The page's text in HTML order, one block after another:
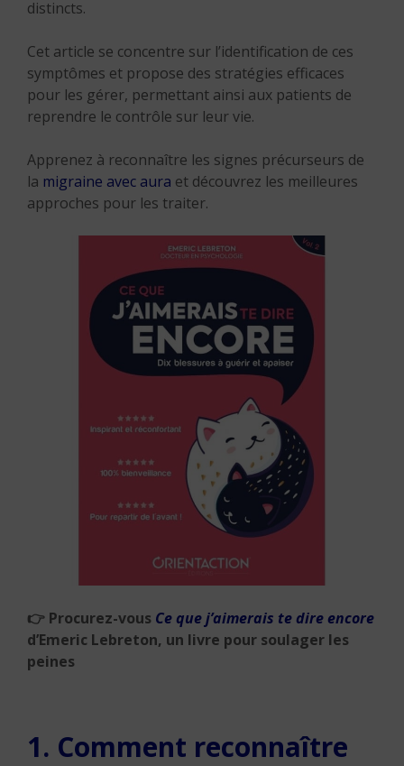
distincts.
Cet article se concentre sur l’identification de ces
symptômes et propose des stratégies efficaces
pour les gérer, permettant ainsi aux patients de
reprendre le contrôle sur leur vie.
Apprenez à reconnaître les signes précurseurs de
la migraine avec aura et découvrez les meilleures
approches pour les traiter.
👉 Procurez-vous Ce que j’aimerais te dire encore
d’Emeric Lebreton, un livre pour soulager les
peines
1. Comment reconnaître